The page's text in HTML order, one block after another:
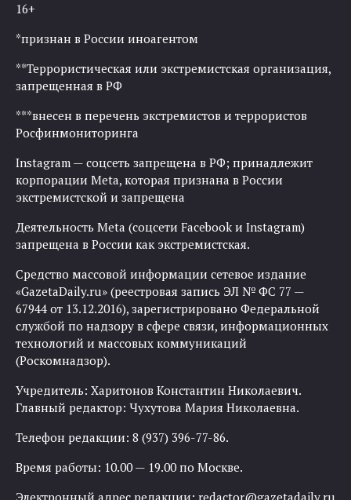
16+
*признан в России иноагентом
**Террористическая или экстремистская организация,
запрещенная в РФ
***внесен в перечень экстремистов и террористов
Росфинмониторинга
Instagram — соцсеть запрещена в РФ; принадлежит
корпорации Meta, которая признана в России
экстремистской и запрещена
Деятельность Meta (соцсети Facebook и Instagram)
запрещена в России как экстремистская.
Средство массовой информации сетевое издание
«GazetaDaily.ru» (реестровая запись ЭЛ № ФС 77 —
67944 от 13.12.2016), зарегистрировано Федеральной
службой по надзору в сфере связи, информационных
технологий и массовых коммуникаций
(Роскомнадзор).
Учредитель: Харитонов Константин Николаевич.
Главный редактор: Чухутова Мария Николаевна.
Телефон редакции: 8 (937) 396-77-86.
Время работы: 10.00 — 19.00 по Москве.